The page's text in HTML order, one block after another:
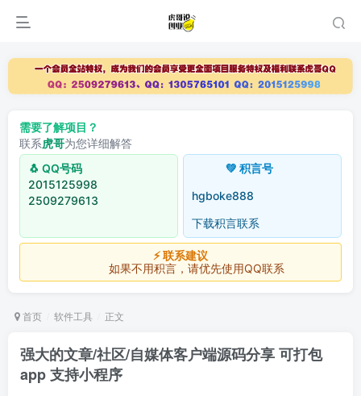
需要了解项目？
联系虎哥为您详细解答
🐧 QQ号码
2015125998
2509279613
💚 积言号
hgboke888
下载积言联系
⚡ 联系建议
如果不用积言，请优先使用QQ联系
首页 软件工具 正文
强大的文章/社区/自媒体客户端源码分享 可打包
app 支持小程序